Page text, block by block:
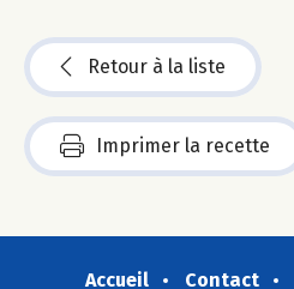
Retour à la liste
Imprimer la recette
Accueil Contact